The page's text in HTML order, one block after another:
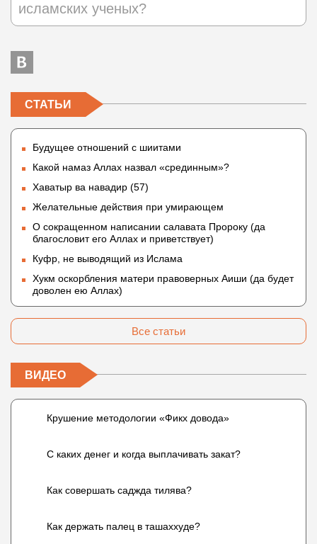
исламских ученых?
СТАТЬИ
Будущее отношений с шиитами
Какой намаз Аллах назвал «срединным»?
Хаватыр ва навадир (57)
Желательные действия при умирающем
О сокращенном написании салавата Пророку (да
благословит его Аллах и приветствует)
Куфр, не выводящий из Ислама
Хукм оскорбления матери правоверных Аиши (да будет
доволен ею Аллах)
Все статьи
ВИДЕО
Крушение методологии «Фикх довода»
С каких денег и когда выплачивать закат?
Как совершать саджда тилява?
Как держать палец в ташаххуде?